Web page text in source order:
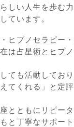
しい人生を歩む
ています。
ヒプノセラピー
は占星術とヒプ
ても活動してお
てくれる」と定
とともにリピー
と丁寧なサポー